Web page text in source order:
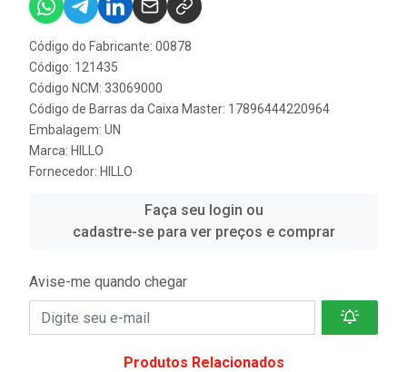
Código do Fabricante: 00878
Código: 121435
Código NCM: 33069000
Código de Barras da Caixa Master: 17896444220964
Embalagem: UN
Marca: HILLO
Fornecedor: HILLO
Faça seu login ou
cadastre-se para ver preços e comprar
Avise-me quando chegar
Produtos Relacionados